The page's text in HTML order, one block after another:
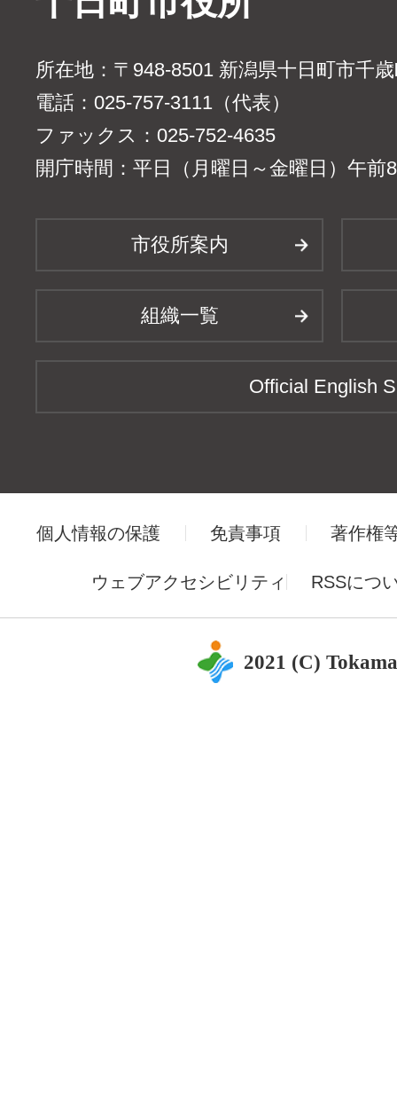
所在地：〒948-8501 新潟県十日町市千
電話：025-757-3111（代表）
ファックス：025-752-4635
開庁時間：平日（月曜日～金曜日）午前
市役所案内
組織一覧
Official English
個人情報の保護 免責事項 著作権
ウェブアクセシビリティ RSSにつ
2021 (C)